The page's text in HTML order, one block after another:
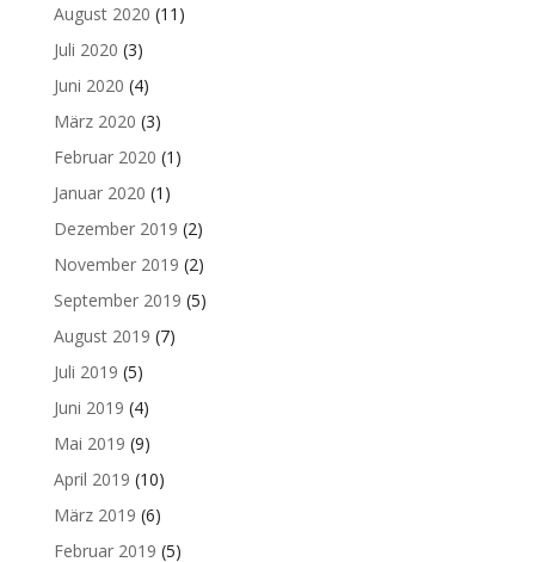
August 2020 (11)
Juli 2020 (3)
Juni 2020 (4)
März 2020 (3)
Februar 2020 (1)
Januar 2020 (1)
Dezember 2019 (2)
November 2019 (2)
September 2019 (5)
August 2019 (7)
Juli 2019 (5)
Juni 2019 (4)
Mai 2019 (9)
April 2019 (10)
März 2019 (6)
Februar 2019 (5)